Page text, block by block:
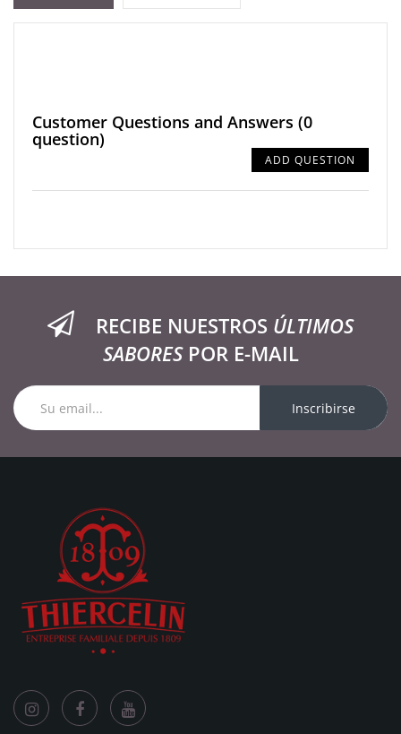
Customer Questions and Answers (0
question)
ADD QUESTION
RECIBE NUESTROS ÚLTIMOS
SABORESPOR E-MAIL
Inscribirse